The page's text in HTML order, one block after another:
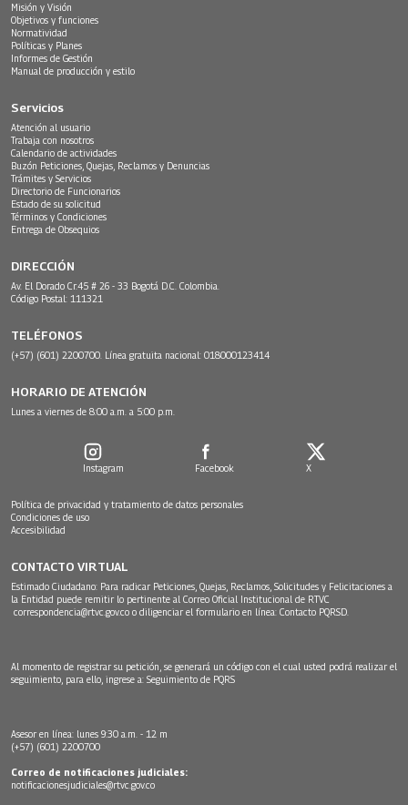
Misión y Visión
Objetivos y funciones
Normatividad
Políticas y Planes
Informes de Gestión
Manual de producción y estilo
Servicios
Atención al usuario
Trabaja con nosotros
Calendario de actividades
Buzón Peticiones, Quejas, Reclamos y Denuncias
Trámites y Servicios
Directorio de Funcionarios
Estado de su solicitud
Términos y Condiciones
Entrega de Obsequios
DIRECCIÓN
Av. El Dorado Cr.45 # 26 - 33 Bogotá D.C. Colombia.
Código Postal: 111321
TELÉFONOS
(+57) (601) 2200700. Línea gratuita nacional: 018000123414
HORARIO DE ATENCIÓN
Lunes a viernes de 8:00 a.m. a 5:00 p.m.
Instagram Facebook X
Política de privacidad y tratamiento de datos personales
Condiciones de uso
Accesibilidad
CONTACTO VIRTUAL
Estimado Ciudadano: Para radicar Peticiones, Quejas, Reclamos, Solicitudes y Felicitaciones a
la Entidad puede remitir lo pertinente al Correo Oficial Institucional de RTVC
correspondencia@rtvc.gov.co o diligenciar el formulario en línea: Contacto PQRSD.
Al momento de registrar su petición, se generará un código con el cual usted podrá realizar el
seguimiento, para ello, ingrese a: Seguimiento de PQRS
Asesor en línea: lunes 9:30 a.m. - 12 m
(+57) (601) 2200700
Correo de notificaciones judiciales:
notificacionesjudiciales@rtvc.gov.co